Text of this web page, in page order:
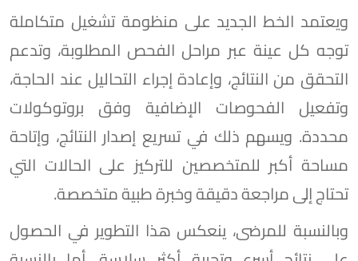
ويعتمد الخط الجديد على منظومة تشغيل متكاملة
توجه كل عينة عبر مراحل الفحص المطلوبة، وتدعم
التحقق من النتائج، وإعادة إجراء التحاليل عند الحاجة،
وتفعيل الفحوصات الإضافية وفق بروتوكولات
محددة. ويسهم ذلك في تسريع إصدار النتائج، وإتاحة
مساحة أكبر للمتخصصين للتركيز على الحالات التي
تحتاج إلى مراجعة دقيقة وخبرة طبية متخصصة.
وبالنسبة للمرضى، ينعكس هذا التطوير في الحصول